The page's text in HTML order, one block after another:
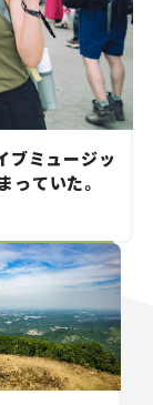
ブミュージッ
っていた。